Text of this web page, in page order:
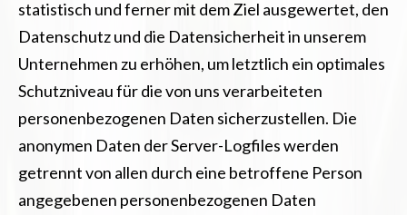
statistisch und ferner mit dem Ziel ausgewertet, den
Datenschutz und die Datensicherheit in unserem
Unternehmen zu erhöhen, um letztlich ein optimales
Schutzniveau für die von uns verarbeiteten
personenbezogenen Daten sicherzustellen. Die
anonymen Daten der Server-Logfiles werden
getrennt von allen durch eine betroffene Person
angegebenen personenbezogenen Daten